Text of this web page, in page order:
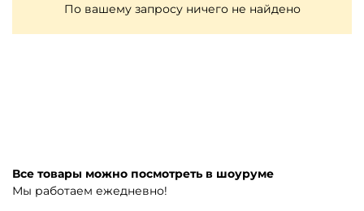
По вашему запросу ничего не найдено
Все товары можно посмотреть в шоуруме
Мы работаем ежедневно!